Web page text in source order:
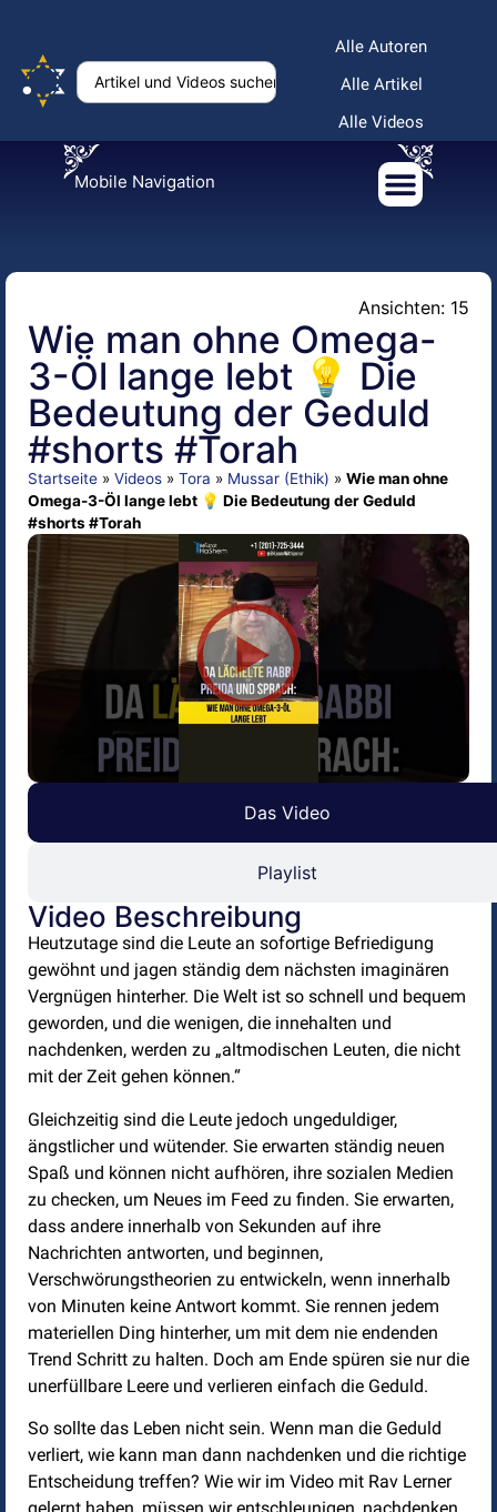
Alle Autoren
Alle Artikel
Alle Videos
Mobile Navigation
Ansichten: 15
Wie man ohne Omega-
3-Öl lange lebt 💡 Die
Bedeutung der Geduld
#shorts #Torah
Startseite » Videos » Tora » Mussar (Ethik) » Wie man ohne
Omega-3-Öl lange lebt 💡 Die Bedeutung der Geduld
#shorts #Torah
Das Video
Playlist
Video Beschreibung
Heutzutage sind die Leute an sofortige Befriedigung
gewöhnt und jagen ständig dem nächsten imaginären
Vergnügen hinterher. Die Welt ist so schnell und bequem
geworden, und die wenigen, die innehalten und
nachdenken, werden zu „altmodischen Leuten, die nicht
mit der Zeit gehen können.“
Gleichzeitig sind die Leute jedoch ungeduldiger,
ängstlicher und wütender. Sie erwarten ständig neuen
Spaß und können nicht aufhören, ihre sozialen Medien
zu checken, um Neues im Feed zu finden. Sie erwarten,
dass andere innerhalb von Sekunden auf ihre
Nachrichten antworten, und beginnen,
Verschwörungstheorien zu entwickeln, wenn innerhalb
von Minuten keine Antwort kommt. Sie rennen jedem
materiellen Ding hinterher, um mit dem nie endenden
Trend Schritt zu halten. Doch am Ende spüren sie nur die
unerfüllbare Leere und verlieren einfach die Geduld.
So sollte das Leben nicht sein. Wenn man die Geduld
verliert, wie kann man dann nachdenken und die richtige
Entscheidung treffen? Wie wir im Video mit Rav Lerner